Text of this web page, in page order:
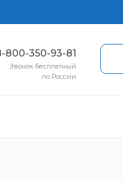
800-350-93-81
Звонок бесплатный
по России